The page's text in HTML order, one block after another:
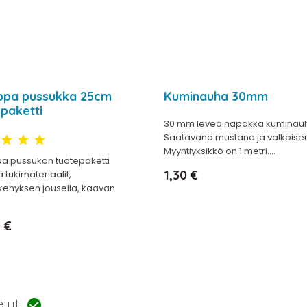
pussukka 25cm
pussukan tuotepaketti
tukimateriaalit,
jousella, kaavan
€
Kuminauha 30mm
30 mm leveä napakka
Saatavana mustana ja
Myyntiyksikkö on 1 metri....
Hinta
1,30 €